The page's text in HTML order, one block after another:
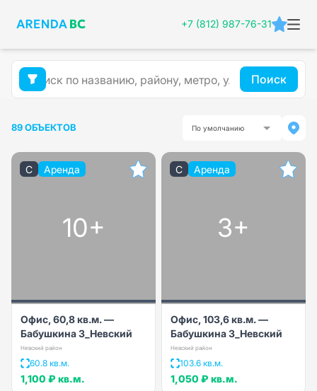
+7 (812) 987-76-31
Поиск
89 ОБЪЕКТОВ По умолчанию
C Аренда
10+
Офис, 60,8 кв.м. —
Бабушкина 3_Невский
Невский район
60.8 кв.м.
1,100 ₽ кв.м.
C Аренда
3+
Офис, 103,6 кв.м. —
Бабушкина 3_Невский
Невский район
103.6 кв.м.
1,050 ₽ кв.м.